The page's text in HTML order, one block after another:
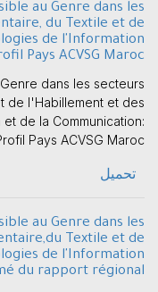
au Genre dans les
du Textile et de
de l'Information
Pays ACVSG Maroc
dans les secteurs
de l'Habillement et des
de la Communication:
Pays ACVSG Maroc
تحميل
au Genre dans les
Textile et de
de l'Information
du rapport régional